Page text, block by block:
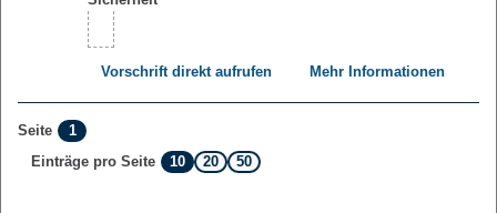
Vorschrift direkt aufrufen Mehr Informationen
Seite
1
Einträge pro Seite
10 20 50